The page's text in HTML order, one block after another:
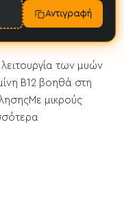
Αντιγραφή
των μυών
Β12 βοηθά στη
μικρούς